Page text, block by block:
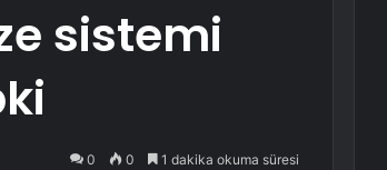
sistemi
0 0 1 dakika okuma süresi